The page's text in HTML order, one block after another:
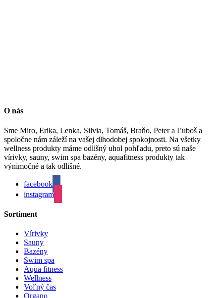
O nás
Sme Miro, Erika, Lenka, Silvia, Tomáš, Braňo, Peter a Ľuboš a
spoločne nám záleží na vašej dlhodobej spokojnosti. Na všetky
wellness produkty máme odlišný uhol pohľadu, preto sú naše
vírivky, sauny, swim spa bazény, aquafitness produkty tak
výnimočné a tak odlišné.
facebook
instagram
Sortiment
Vírivky
Sauny
Bazény
Swim spa
Aqua fitness
Wellness
Voľný čas
Organo